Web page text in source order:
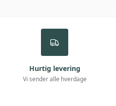
Hurtig levering
Vi sender alle hverdage